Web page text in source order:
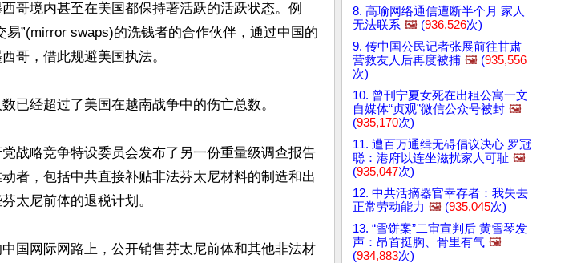
哥境内甚至在美国都保持著活跃的活跃状态。例
”(mirror swaps)的洗钱者的合作伙伴，通过中国的
哥，借此规避美国执法。
已经超过了美国在越南战争中的伤亡总数。
战略竞争特设委员会发布了另一份重量级调查报告
者，包括中共直接补贴非法芬太尼材料的制造和出
太尼前体的退税计划。
国网际网路上，公开销售芬太尼前体和其他非法材
8. 高瑜网络通信遭断半个月 家人
无法联系 🖼️ (936,526次)
9. 传中国公民记者张展前往甘肃
营救友人后再度被捕 🖼️ (935,556
次)
10. 曾刊宁夏女死在出租公寓一文
自媒体“贞观”微信公众号被封 🖼️
(935,170次)
11. 遭百万通缉无碍倡议决心 罗冠
聪：港府以连坐滋扰家人可耻 🖼️
(935,047次)
12. 中共活摘器官幸存者：我失去
正常劳动能力 🖼️ (935,045次)
13. “雪饼案”二审宣判后 黄雪琴发
声：昂首挺胸、骨里有气 🖼️
(934,883次)